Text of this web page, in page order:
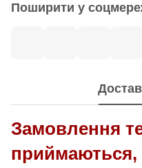
Поширити у
Замовлення
приймаються,